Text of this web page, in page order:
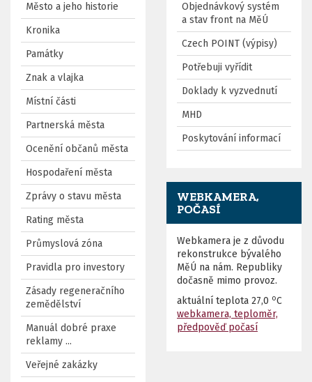
Město a jeho historie
Kronika
Památky
Znak a vlajka
Místní části
Partnerská města
Ocenění občanů města
Hospodaření města
Zprávy o stavu města
Rating města
Průmyslová zóna
Pravidla pro investory
Zásady regeneračního
zemědělství
Manuál dobré praxe
reklamy ...
Veřejné zakázky
Objednávkový systém
a stav front na MěÚ
Czech POINT (výpisy)
Potřebuji vyřídit
Doklady k vyzvednutí
MHD
Poskytování informací
WEBKAMERA,
POČASÍ
Webkamera je z důvodu
rekonstrukce bývalého
MěÚ na nám. Republiky
dočasně mimo provoz.
aktuální teplota 27,0 oC
webkamera, teploměr,
předpověď počasí